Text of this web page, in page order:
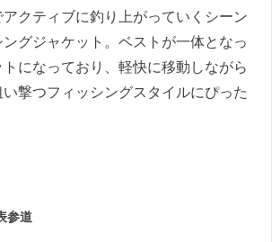
クティブに釣り上がっていくシーン
グジャケット。ベストが一体となっ
になっており、軽快に移動しながら
撃つフィッシングスタイルにぴった
参道